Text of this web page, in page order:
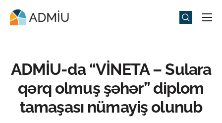
Universitet
Media
Tədbirlər
ADMİU-da “VİNETA – Sulara
qərq olmuş şəhər” diplom
tamaşası nümayiş olunub